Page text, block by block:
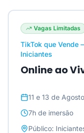
Vagas Limitadas
TikTok que Vende
Iniciantes
Online ao
11 e 13 de Agosto
7h de imersão
Público: